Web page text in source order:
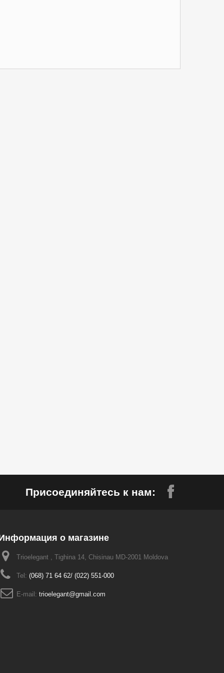
Присоединяйтесь к нам:
о магазине
Trioelegant , Tighina 14, Chisinau MD-2001 Moldova
Tel: (068) 71 64 62/ (022) 551-000
E-mail: trioelegant@gmail.com